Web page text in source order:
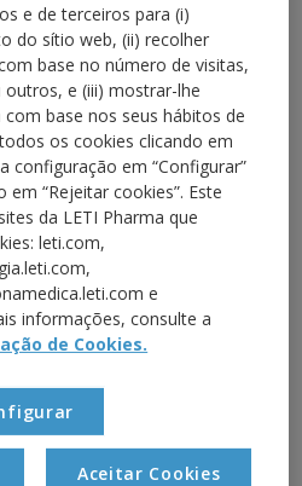
as concentrações de
em si, mas também pelo
sol.
das partículas, pelo que
níveis elevados de pólenes na
é um propulsor de grandes
e de terceiros para (i)
do sítio web, (ii) recolher
base no número de visitas,
e (iii) mostrar-lhe
base nos seus hábitos de
os cookies clicando em
configuração em “Configurar”
“Rejeitar cookies”. Este
da LETI Pharma que
leti.com,
e
informações, consulte a
de Cookies.
Aceitar Cookies